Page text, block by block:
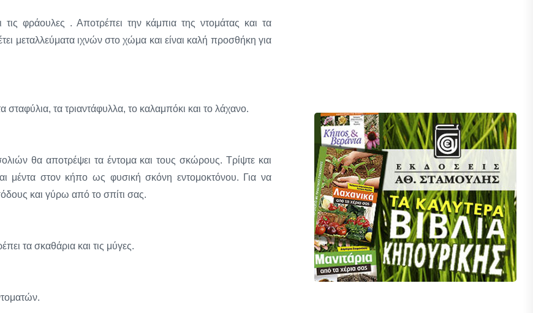
φράουλες . Αποτρέπει την κάμπια της ντομάτας και τα
μεταλλεύματα ιχνών στο χώμα και είναι καλή προσθήκη για
σταφύλια, τα τριαντάφυλλα, το καλαμπόκι και το λάχανο.
θα αποτρέψει τα έντομα και τους σκώρους. Τρίψτε και
μέντα στον κήπο ως φυσική σκόνη εντομοκτόνου. Για να
και γύρω από το σπίτι σας.
τα σκαθάρια και τις μύγες.